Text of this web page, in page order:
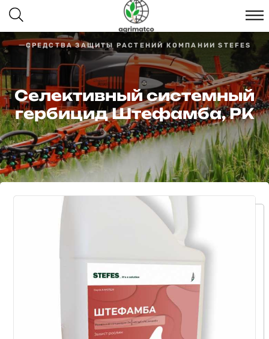
СРЕДСТВА ЗАЩИТЫ РАСТЕНИЙ КОМПАНИИ STEFES
Селективный системный
гербицид Штефамба, РК